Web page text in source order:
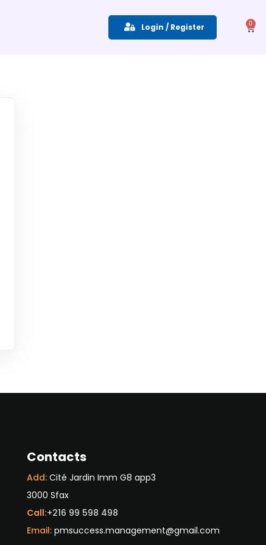
Login / Register 0
Contacts
Add:Cité Jardin Imm G8 app3
3000 Sfax
Call:+216 99 598 498
Email: pmsuccess.management@gmail.com